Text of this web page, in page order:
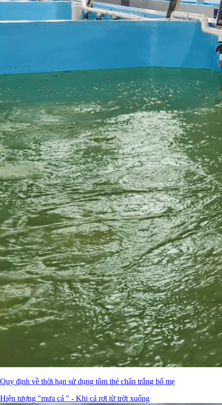
Quy định về thời hạn sử dụng tôm thẻ chân trắng bố mẹ
Hiện tượng "mưa cá " - Khi cá rơi từ trời xuống